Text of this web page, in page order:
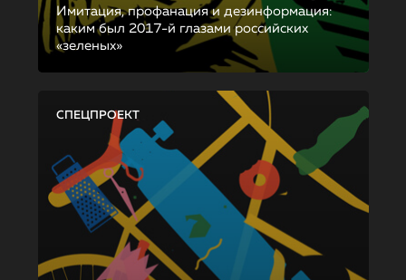
Имитация, профанация и дезинформация:
каким был 2017-й глазами российских
«зеленых»
СПЕЦПРОЕКТ